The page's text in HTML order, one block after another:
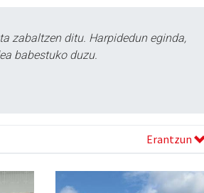
zabaltzen ditu. Harpidedun eginda,
babestuko duzu.
Erantzun